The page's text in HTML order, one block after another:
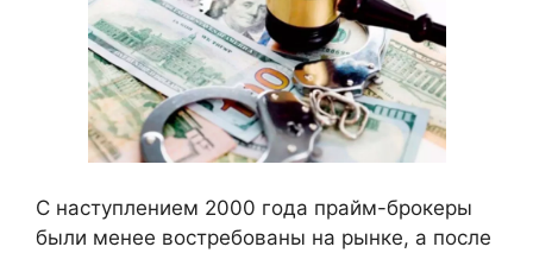
С наступлением 2000 года прайм-брокеры
были менее востребованы на рынке, а после